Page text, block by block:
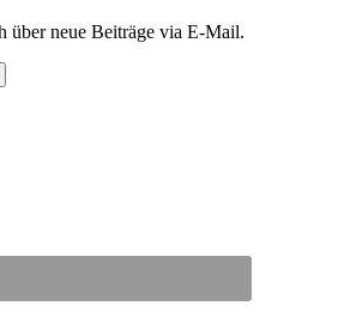
über neue Beiträge via E-Mail.